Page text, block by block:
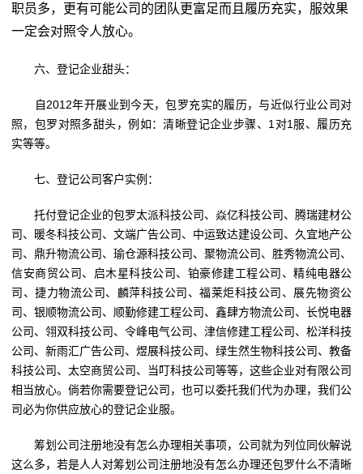
职员多，更有可能公司的团队更富足而且履历充实，服效果
一定会对照令人放心。
六、登记企业甜头：
自2012年开展业到今天，包罗充实的履历，与近似行业公司对
照，包罗对照多甜头，例如：清晰登记企业步骤、1对1服、履历充
实等等。
七、登记公司客户实例：
托付登记企业的包罗太派科技公司、焱亿科技公司、腾瑞建材公
司、暖冬科技公司、文端广告公司、中运致达建设公司、久宜地产公
司、鼎升物流公司、瑜仓源科技公司、聚物流公司、胜秀物流公司、
信安商贸公司、启木星科技公司、铂豪修建工程公司、精纯电器公
司、捷力物流公司、麟萍科技公司、福莱炬科技公司、展先物资公
司、银顺物流公司、顺勤修建工程公司、鑫肆方物流公司、长悦电器
公司、翎双科技公司、令峰电气公司、津信修建工程公司、松洋科技
公司、新雨汇广告公司、煜展科技公司、绿生然生物科技公司、教备
科技公司、太空商贸公司、当叮科技公司等等，这些企业对有限公司
相当放心。倘若你需要登记公司，也可以委托我们代为办理，我们公
司必为你供应放心的登记企业服。
筹划公司注册地没有怎么办理相关事项，公司就为列位同伙解说
这么多，若是人人对筹划公司注册地没有怎么办理还包罗什么不清晰